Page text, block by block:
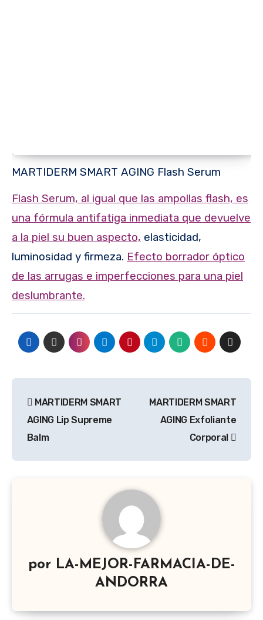
MARTIDERM SMART AGING Flash Serum
Flash Serum, al igual que las ampollas flash, es
una fórmula antifatiga inmediata que devuelve
a la piel su buen aspecto, elasticidad,
luminosidad y firmeza. Efecto borrador óptico
de las arrugas e imperfecciones para una piel
deslumbrante.
de
entradas
MARTIDERM SMART
AGING Lip Supreme
Balm
MARTIDERM SMART
AGING Exfoliante
Corporal
por LA-MEJOR-FARMACIA-DE-
ANDORRA